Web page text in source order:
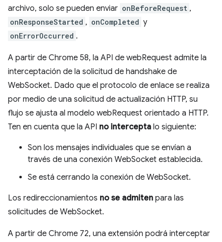
archivo, solo se pueden enviar onBeforeRequest ,
onResponseStarted , onCompleted y
onErrorOccurred .
A partir de Chrome 58, la API de webRequest admite la
interceptación de la solicitud de handshake de
WebSocket. Dado que el protocolo de enlace se realiza
por medio de una solicitud de actualización HTTP, su
flujo se ajusta al modelo webRequest orientado a HTTP.
Ten en cuenta que la API no intercepta lo siguiente:
Son los mensajes individuales que se envían a
través de una conexión WebSocket establecida.
Se está cerrando la conexión de WebSocket.
Los redireccionamientos no se admiten para las
solicitudes de WebSocket.
A partir de Chrome 72, una extensión podrá interceptar